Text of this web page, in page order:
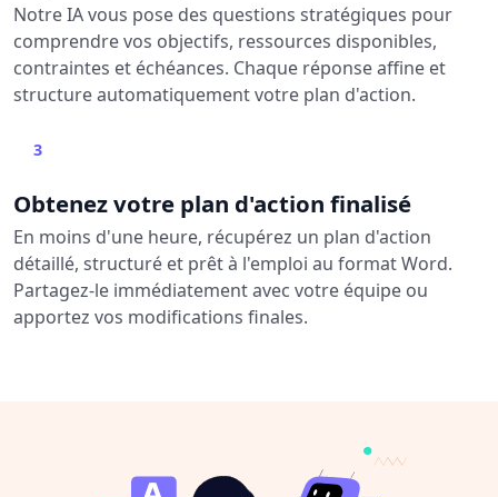
Notre IA vous pose des questions stratégiques pour
comprendre vos objectifs, ressources disponibles,
contraintes et échéances. Chaque réponse affine et
structure automatiquement votre plan d'action.
3
Obtenez votre plan d'action finalisé
En moins d'une heure, récupérez un plan d'action
détaillé, structuré et prêt à l'emploi au format Word.
Partagez-le immédiatement avec votre équipe ou
apportez vos modifications finales.